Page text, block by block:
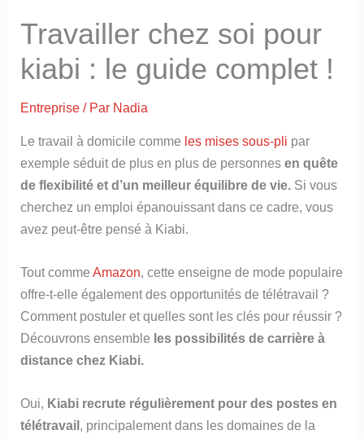
Travailler chez soi pour
kiabi : le guide complet !
Entreprise / Par Nadia
Le travail à domicile comme les mises sous-pli par
exemple séduit de plus en plus de personnesen quête
de flexibilité et d’un meilleur équilibre de vie. Si vous
cherchez un emploi épanouissant dans ce cadre, vous
avez peut-être pensé à Kiabi.
Tout commeAmazon, cette enseigne de mode populaire
offre-t-elle également des opportunités de télétravail ?
Comment postuler et quelles sont les clés pour réussir ?
Découvrons ensemble les possibilités de carrière à
distance chez Kiabi.
Oui, Kiabi recrute régulièrement pour des postes en
télétravail , principalement dans les domaines de la